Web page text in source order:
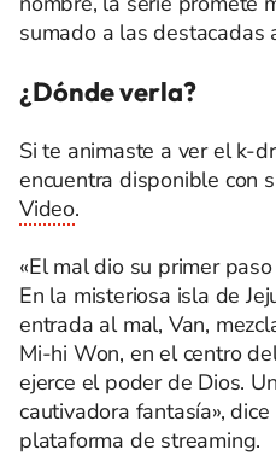
sumado a las destacadas
¿Dónde verla?
Si te animaste a ver el k-
encuentra disponible con
Video.
«El mal dio su primer
En la misteriosa isla de
entrada al mal, Van,
Mi-hi Won, en el centro
ejerce el poder de Dios.
cautivadora fantasía»,
plataforma de streaming.